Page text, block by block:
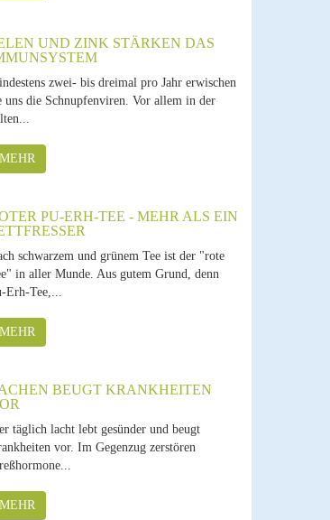
UND ZINK STÄRKEN DAS
zwei- bis dreimal pro Jahr erwischen
uns die Schnupfenviren. Vor allem in der
MEHR
PU-ERH-TEE - MEHR ALS EIN
schwarzem und grünem Tee ist der "rote
in aller Munde. Aus gutem Grund, denn
Erh-Tee,...
MEHR
BEUGT KRANKHEITEN
täglich lacht lebt gesünder und beugt
vor. Im Gegenzug zerstören
MEHR